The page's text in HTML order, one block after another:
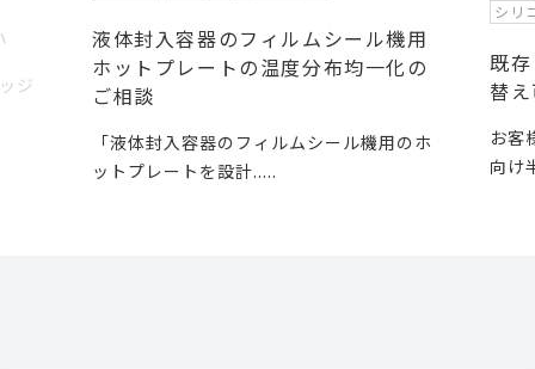
液体封入容器のフィルムシール機用
ホットプレートの温度分布均一化の
ご相談
「液体封入容器のフィルムシール機用のホ
ットプレートを設計.....
シリ
既
替
お客
向け
ジ